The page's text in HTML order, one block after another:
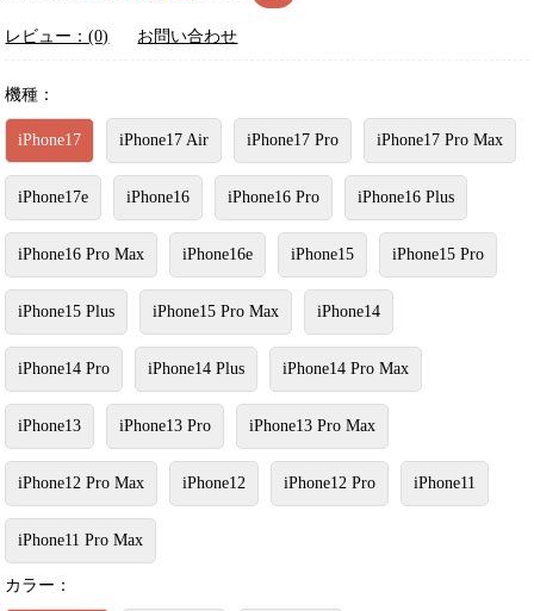
レビュー：(0) お問い合わせ
機種：
iPhone17 iPhone17 Air iPhone17 Pro iPhone17 Pro Max
iPhone17e iPhone16 iPhone16 Pro iPhone16 Plus
iPhone16 Pro Max iPhone16e iPhone15 iPhone15 Pro
iPhone15 Plus iPhone15 Pro Max iPhone14
iPhone14 Pro iPhone14 Plus iPhone14 Pro Max
iPhone13 iPhone13 Pro iPhone13 Pro Max
iPhone12 Pro Max iPhone12 iPhone12 Pro iPhone11
iPhone11 Pro Max
カラー：